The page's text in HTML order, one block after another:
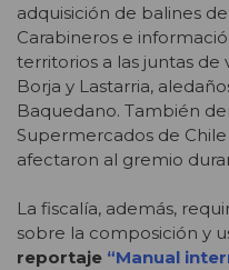
adquisición de balines
Carabineros e
territorios a las juntas de
Borja y Lastarria,
Baquedano. También
Supermercados de
afectaron al gremio
La fiscalía, además,
sobre la composición y
reportaje “Manual